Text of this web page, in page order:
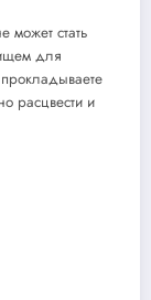
может стать
для
расцвести и